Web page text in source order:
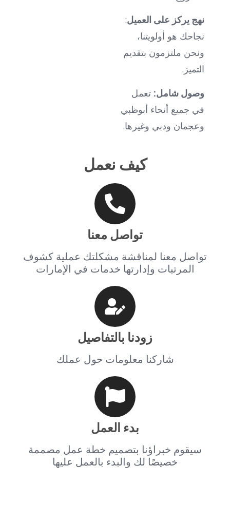
نهج يركز على العميل:
نجاحك هو أولويتنا،
ونحن ملتزمون بتقديم
التميز.
وصول شامل: تعمل
في جميع أنحاء أبوظبي
وعجمان ودبي وغيرها.
كيف نعمل
تواصل معنا
تواصل معنا لمناقشة مشكلتك عملية كشوف
المرتبات وإدارتها خدمات في الإمارات
زودنا بالتفاصيل
شاركنا معلومات حول عملك
بدء العمل
سيقوم خبراؤنا بتصميم خطة عمل مصممة
خصيصًا لك والبدء بالعمل عليها